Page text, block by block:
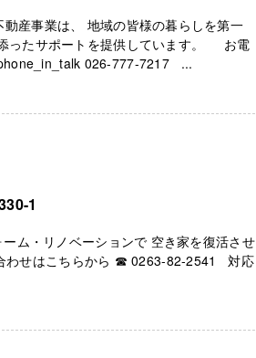
産事業は、 地域の皆様の暮らしを第一
ったサポートを提供しています。 お電
026-777-7217 ...
1
ム・リノベーションで 空き家を復活させ
せはこちらから ☎ 0263-82-2541 対応